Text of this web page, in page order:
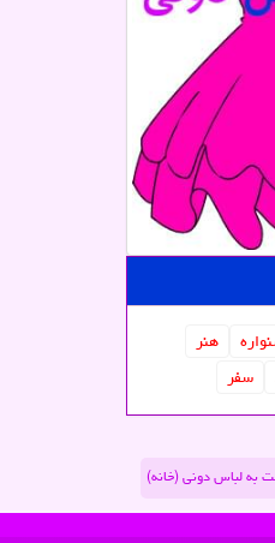
هنر
سفر
به لباس دونی (خانه)